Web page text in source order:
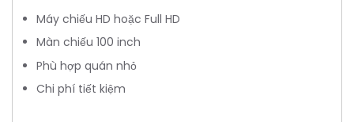
Máy chiếu HD hoặc Full HD
Màn chiếu 100 inch
Phù hợp quán nhỏ
Chi phí tiết kiệm